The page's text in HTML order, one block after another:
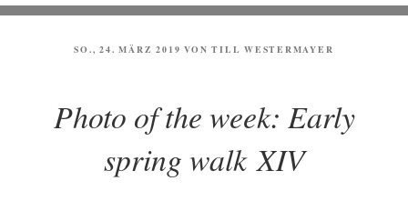
VERÖFFENTLICHT
SO., 24. MÄRZ 2019 VONTILL WESTERMAYER
Photo of the week: Early
spring walk XIV